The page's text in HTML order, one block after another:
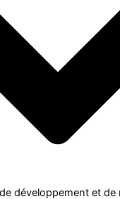
développement et de